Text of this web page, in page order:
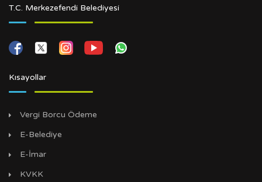
T.C. Merkezefendi Belediyesi
Kısayollar
Vergi Borcu Ödeme
E-Belediye
E-İmar
KVKK